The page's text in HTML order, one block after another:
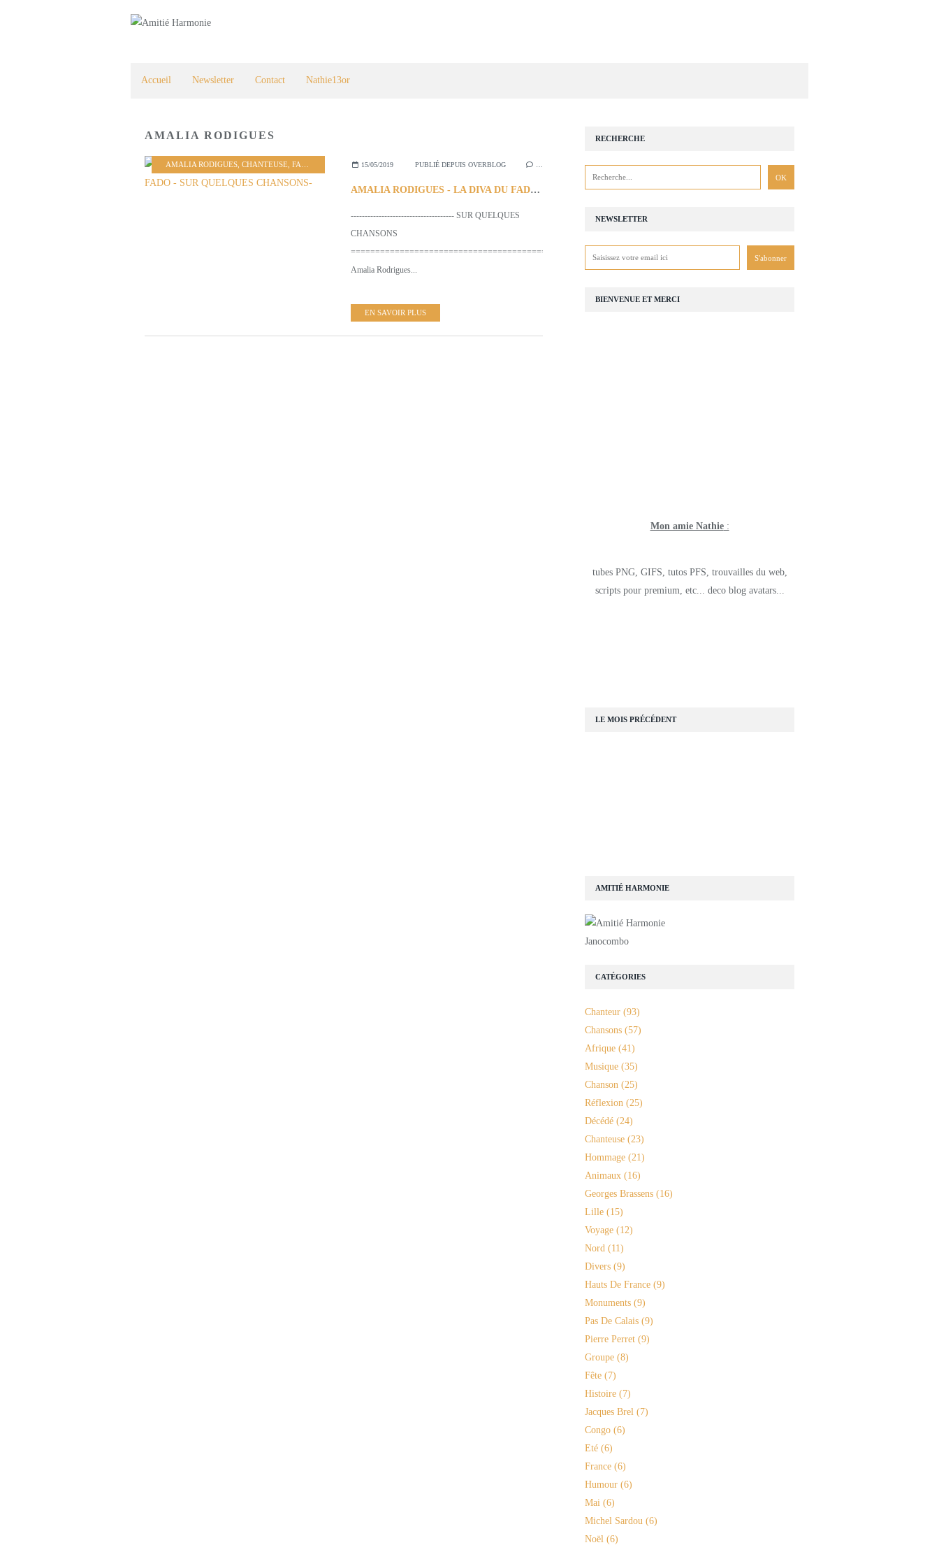
Accueil Newsletter Contact Nathie13or
AMALIA RODIGUES
AMALIA RODIGUES, CHANTEUSE, FADO 15/05/2019 PUBLIÉ DEPUIS OVERBLOG …
AMALIA RODIGUES - LA DIVA DU FADO - SUR QUELQUES CHANSONS-
------------------------------------- SUR QUELQUES
CHANSONS
=========================================
Amalia Rodrigues...
EN SAVOIR PLUS
NEWSLETTER
RECHERCHE
AMITIÉ HARMONIE
Janocombo
CATÉGORIES
Chanteur (93)
Chansons (57)
Afrique (41)
Musique (35)
Chanson (25)
Réflexion (25)
Décédé (24)
Chanteuse (23)
Hommage (21)
Animaux (16)
Georges Brassens (16)
Lille (15)
Voyage (12)
Nord (11)
Divers (9)
Hauts De France (9)
Monuments (9)
Pas De Calais (9)
Pierre Perret (9)
Groupe (8)
Fête (7)
Histoire (7)
Jacques Brel (7)
Congo (6)
Eté (6)
France (6)
Humour (6)
Mai (6)
Michel Sardou (6)
Noël (6)
LE MOIS PRÉCÉDENT
BIENVENUE ET MERCI
Mon amie Nathie:
tubes PNG, GIFS, tutos PFS, trouvailles du web,
scripts pour premium, etc... deco blog avatars...